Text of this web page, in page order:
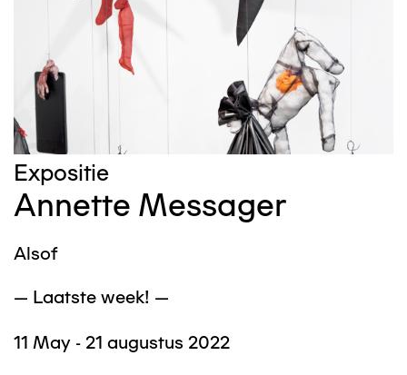
Expositie
Annette Messager
Alsof
— Laatste week! —
11 May - 21 augustus 2022